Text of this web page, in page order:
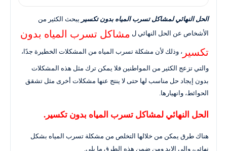
الحل النهائي لمشاكل تسرب المياه بدون تكسير يبحث الكثير من
الأشخاص عن الحل النهائي ل مشاكل تسرب المياه بدون
تكسير ، وذلك لأن مشكلة تسرب المياه من المشكلات الخطيرة جدًا،
والتي تزعج الكثير من المواطنين فلا يمكن ترك مثل هذه المشكلات
بدون إيجاد حل مناسب لها حتى لا ينتج عنها مشكلات أخرى مثل تشقق
الحوائط، وانهيارها.
الحل النهائي لمشاكل تسرب المياه بدون تكسير.
هناك طرق يمكن من خلالها التخلص من مشكلة تسرب المياه بشكل
نهائي، وإلى الابد ومن ضمن هذه الطرق ما يلي.